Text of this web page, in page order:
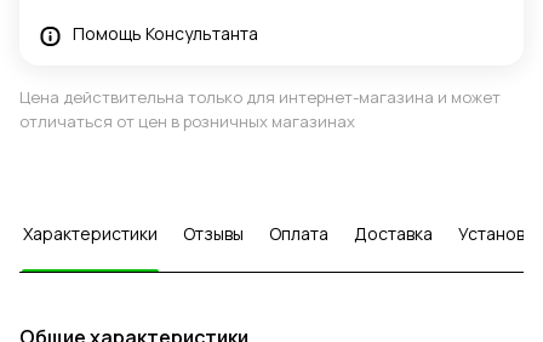
Помощь Консультанта
Цена действительна только для интернет-магазина и может
отличаться от цен в розничных магазинах
Характеристики Отзывы Оплата Доставка Установка